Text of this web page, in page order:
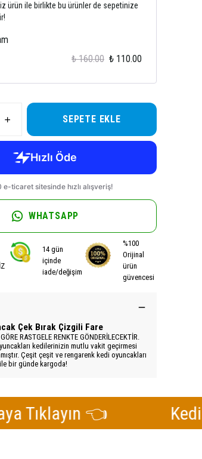
ürün ile birlikte bu ürünler de sepetinize
₺ 160.00 ₺ 110.00
SEPETE EKLE
WHATSAPP
14 gün
içinde
iade/değişim
%100
Orijinal
ürün
güvencesi
Çek Bırak Çizgili Fare
RASTGELE RENKTE GÖNDERİLECEKTİR.
kedilerinizin mutlu vakit geçirmesi
Çeşit çeşit ve rengarenk kedi oyuncakları
bir günde kargoda!
👈 Kediniz